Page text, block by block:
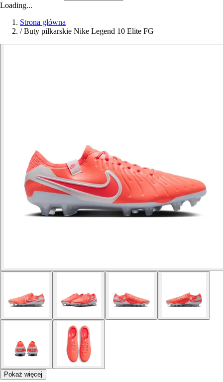
Loading...
Strona główna
/ Buty piłkarskie Nike Legend 10 Elite FG
Pokaż więcej